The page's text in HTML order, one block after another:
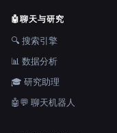
🤖聊天与研究
🔍 搜索引擎
📊 数据分析
🎓 研究助理
🤖💬 聊天机器人